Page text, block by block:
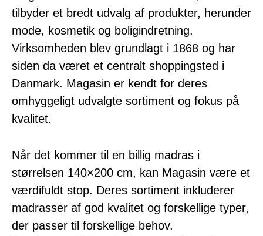
tilbyder et bredt udvalg af produkter, herunder
mode, kosmetik og boligindretning.
Virksomheden blev grundlagt i 1868 og har
siden da været et centralt shoppingsted i
Danmark. Magasin er kendt for deres
omhyggeligt udvalgte sortiment og fokus på
kvalitet.
Når det kommer til en billig madras i
størrelsen 140×200 cm, kan Magasin være et
værdifuldt stop. Deres sortiment inkluderer
madrasser af god kvalitet og forskellige typer,
der passer til forskellige behov.